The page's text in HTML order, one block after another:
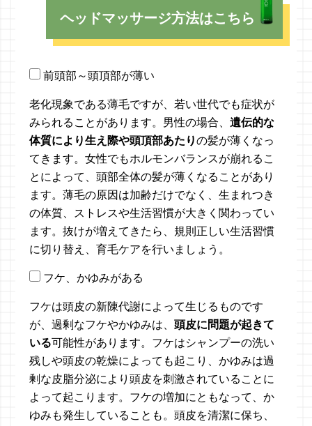
ヘッドマッサージ方法はこちら
前頭部～頭頂部が薄い
老化現象である薄毛ですが、若い世代でも症状が
みられることがあります。男性の場合、遺伝的な
体質により生え際や頭頂部あたりの髪が薄くなっ
てきます。女性でもホルモンバランスが崩れるこ
とによって、頭部全体の髪が薄くなることがあり
ます。薄毛の原因は加齢だけでなく、生まれつき
の体質、ストレスや生活習慣が大きく関わってい
ます。抜けが増えてきたら、規則正しい生活習慣
に切り替え、育毛ケアを行いましょう。
フケ、かゆみがある
フケは頭皮の新陳代謝によって生じるものです
が、過剰なフケやかゆみは、頭皮に問題が起きて
いる可能性があります。フケはシャンプーの洗い
残しや頭皮の乾燥によっても起こり、かゆみは過
剰な皮脂分泌により頭皮を刺激されていることに
よって起こります。フケの増加にともなって、か
ゆみも発生していることも。頭皮を清潔に保ち、